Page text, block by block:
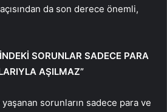
da son derece önemli,
SORUNLAR SADECE PARA
AŞILMAZ”
sorunların sadece para ve